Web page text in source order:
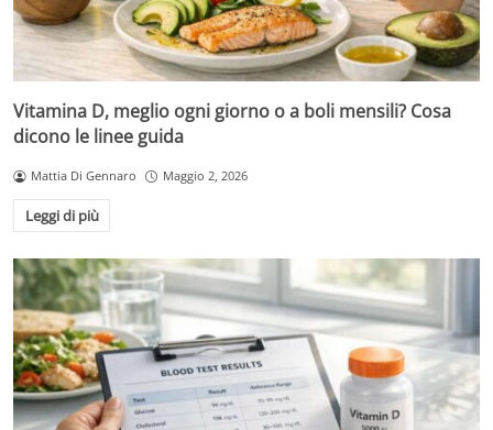
Vitamina D, meglio ogni giorno o a boli mensili? Cosa
dicono le linee guida
Mattia Di Gennaro Maggio 2, 2026
Leggi di più